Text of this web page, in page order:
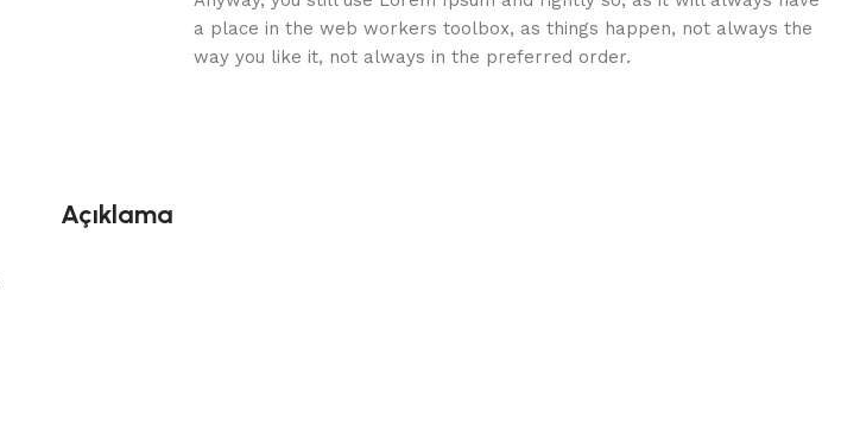
a place in the web workers toolbox, as things happen, not always the
way you like it, not always in the preferred order.
Açıklama